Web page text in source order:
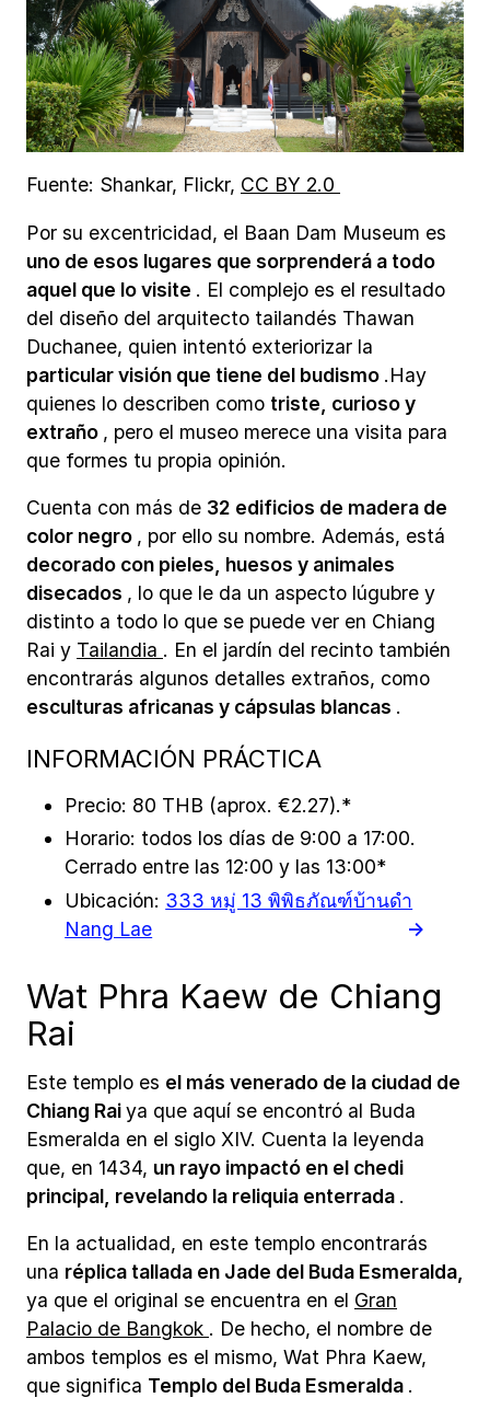
Fuente: Shankar, Flickr, CC BY 2.0
Por su excentricidad, el Baan Dam Museum es
uno de esos lugares que sorprenderá a todo
aquel que lo visite . El complejo es el resultado
del diseño del arquitecto tailandés Thawan
Duchanee, quien intentó exteriorizar la
particular visión que tiene del budismo .Hay
quienes lo describen como triste, curioso y
extraño , pero el museo merece una visita para
que formes tu propia opinión.
Cuenta con más de 32 edificios de madera de
color negro , por ello su nombre. Además, está
decorado con pieles, huesos y animales
disecados , lo que le da un aspecto lúgubre y
distinto a todo lo que se puede ver en Chiang
Rai y Tailandia . En el jardín del recinto también
encontrarás algunos detalles extraños, como
esculturas africanas y cápsulas blancas .
INFORMACIÓN PRÁCTICA
Precio: 80 THB (aprox. €2.27).*
Horario: todos los días de 9:00 a 17:00.
Cerrado entre las 12:00 y las 13:00*
Ubicación: 333​ หมู่ 13 พิพิธภัณฑ์บ้านดำ
Nang Lae
Wat Phra Kaew de Chiang
Rai
Este templo es el más venerado de la ciudad de
Chiang Raiya que aquí se encontró al Buda
Esmeralda en el siglo XIV. Cuenta la leyenda
que, en 1434, un rayo impactó en el chedi
principal, revelando la reliquia enterrada .
En la actualidad, en este templo encontrarás
una réplica tallada en Jade del Buda Esmeralda,
ya que el original se encuentra en el Gran
Palacio de Bangkok . De hecho, el nombre de
ambos templos es el mismo, Wat Phra Kaew,
que significa Templo del Buda Esmeralda .